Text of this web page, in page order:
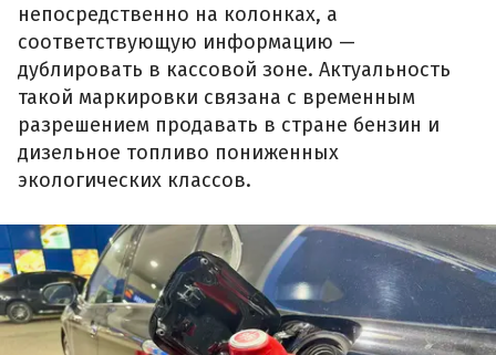
непосредственно на колонках, а
соответствующую информацию —
дублировать в кассовой зоне. Актуальность
такой маркировки связана с временным
разрешением продавать в стране бензин и
дизельное топливо пониженных
экологических классов.